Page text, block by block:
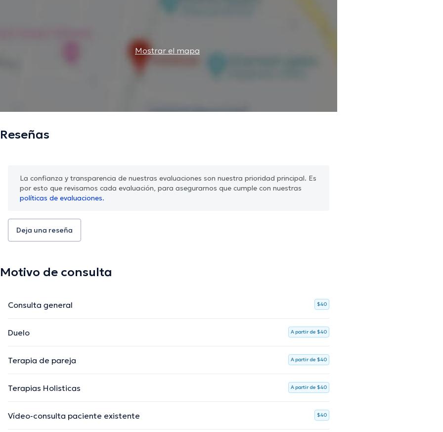
Mostrar el mapa
Reseñas
La confianza y transparencia de nuestras evaluaciones son nuestra prioridad principal. Es
por esto que revisamos cada evaluación, para asegurarnos que cumple con nuestras
políticas de evaluaciones.
Deja una reseña
Motivo de consulta
Consulta general $40
Duelo A partir de $40
Terapia de pareja A partir de $40
Terapias Holisticas A partir de $40
Vídeo-consulta paciente existente $40